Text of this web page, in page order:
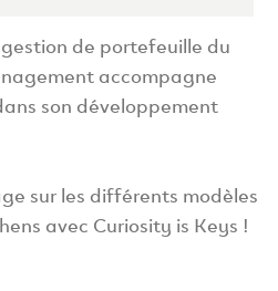
de portefeuille du
accompagne
son développement
sur les différents modèles
avec Curiosity is Keys !